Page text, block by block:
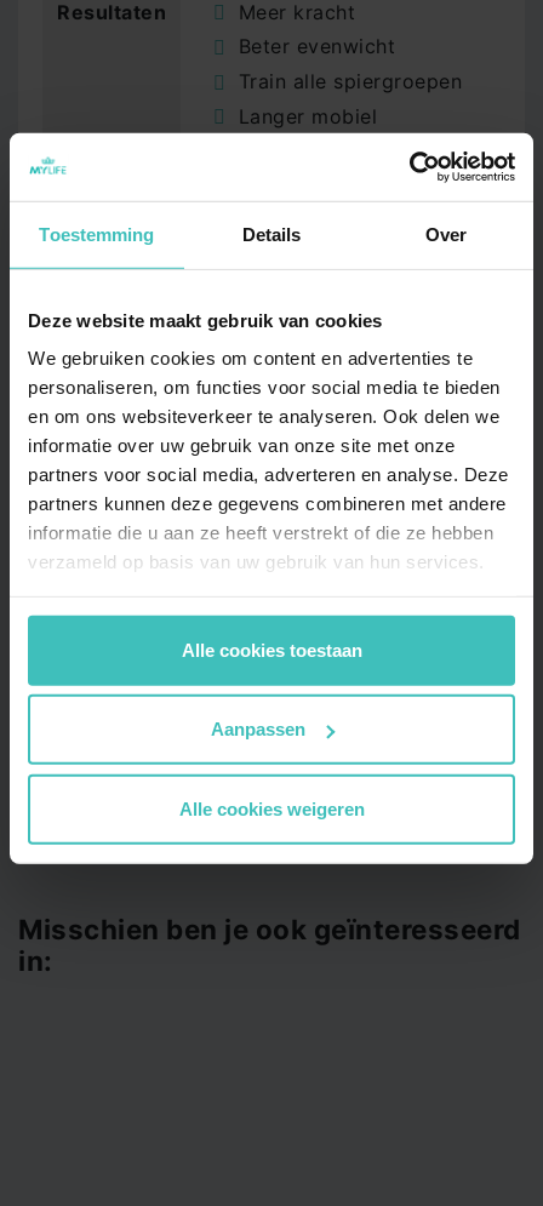
Toestemming Details Over
Deze website maakt gebruik van cookies
We gebruiken cookies om content en advertenties te
personaliseren, om functies voor social media te bieden
en om ons websiteverkeer te analyseren. Ook delen we
informatie over uw gebruik van onze site met onze
partners voor social media, adverteren en analyse. Deze
partners kunnen deze gegevens combineren met andere
informatie die u aan ze heeft verstrekt of die ze hebben
verzameld op basis van uw gebruik van hun services.
Alle cookies toestaan
Aanpassen
Alle cookies weigeren
Resultaten
Meer kracht
Beter evenwicht
Train alle spiergroepen
Langer mobiel
Locatie
Berkel en Rodenrijs
Doetinchem
Drunen
Goes
Heemskerk
Hoofddorp
Rotterdam Terbregge
Tilburg
Velp
Voorschoten
Wageningen
Misschien ben je ook geïnteresseerd
in: